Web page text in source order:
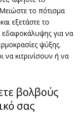
το πότισμα
εξετάστε το
για να
ψύξης.
κιτρινίσουν ή να
βολβούς
σας